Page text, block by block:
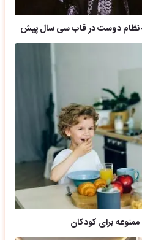
نظام دوست در قاب سی سال پیش
برای کودکان